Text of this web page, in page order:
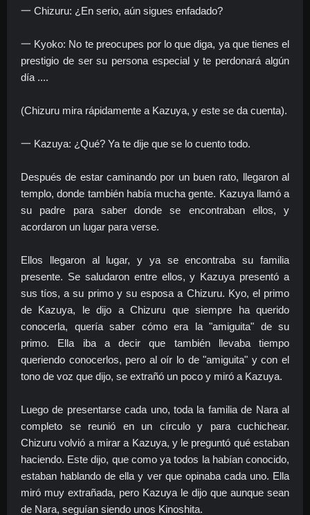
一 Chizuru: ¿En serio, aún sigues enfadado?
一 Kyoko: No te preocupes por lo que diga, ya que tienes el
prestigio de ser su persona especial y te perdonará algún
día ....
(Chizuru mira rápidamente a Kazuya, y este se da cuenta).
一 Kazuya: ¿Qué? Ya te dije que se lo cuento todo.
Después de estar caminando por un buen rato, llegaron al
templo, donde también había mucha gente. Kazuya llamó a
su padre para saber donde se encontraban ellos, y
acordaron un lugar para verse.
Ellos llegaron al lugar, y ya se encontraba su familia
presente. Se saludaron entre ellos, y Kazuya presentó a
sus tíos, a su primo y su esposa a Chizuru. Kyo, el primo
de Kazuya, le dijo a Chizuru que siempre ha querido
conocerla, quería saber cómo era la "amiguita" de su
primo. Ella iba a decir que también llevaba tiempo
queriendo conocerlos, pero al oír lo de "amiguita" y con el
tono de voz que dijo, se extrañó un poco y miró a Kazuya.
Luego de presentarse cada uno, toda la familia de Nara al
completo se reunió en un círculo y para cuchichear.
Chizuru volvió a mirar a Kazuya, y le preguntó qué estaban
haciendo. Este dijo, que como ya todos la habían conocido,
estaban hablando de ella y ver que opinaba cada uno. Ella
miró muy extrañada, pero Kazuya le dijo que aunque sean
de Nara, seguían siendo unos Kinoshita.